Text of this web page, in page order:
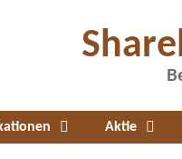
Aktie